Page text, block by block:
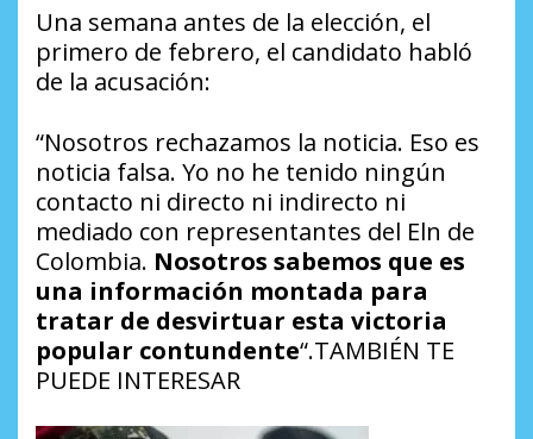
Una semana antes de la elección, el
primero de febrero, el candidato habló
de la acusación:
“Nosotros rechazamos la noticia. Eso es
noticia falsa. Yo no he tenido ningún
contacto ni directo ni indirecto ni
mediado con representantes del Eln de
Colombia. Nosotros sabemos que es
una información montada para
tratar de desvirtuar esta victoria
popular contundente“.TAMBIÉN TE
PUEDE INTERESAR